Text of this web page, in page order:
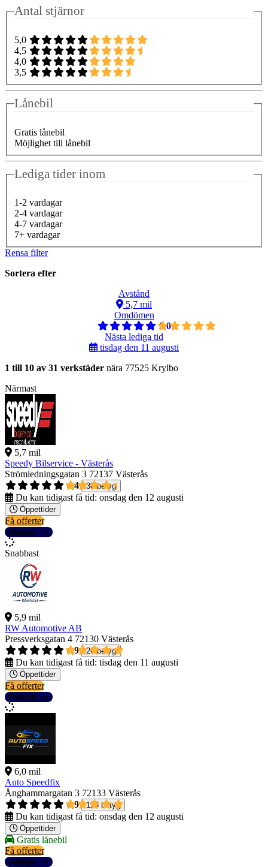
Antal stjärnor
5,0
4,5
4,0
3,5
Lånebil
Gratis lånebil
Möjlighet till lånebil
Lediga tider inom
1-2 vardagar
2-4 vardagar
4-7 vardagar
7+ vardagar
Rensa filter
Sortera efter
Avstånd
5,7 mil
Omdömen
5,0
Nästa lediga tid
tisdag den 11 augusti
1 till 10 av 31 verkstäder nära 77525 Krylbo
Närmast
5,7 mil
Speedy Bilservice - Västerås
Strömledningsgatan 3 72137 Västerås
4,4
38 betyg
Du kan tidigast få tid: onsdag den 12 augusti
Öppettider
Få offerter
Detaljer
Snabbast
5,9 mil
RW Automotive AB
Pressverksgatan 4 72130 Västerås
4,9
26 betyg
Du kan tidigast få tid: tisdag den 11 augusti
Öppettider
Få offerter
Detaljer
6,0 mil
Auto Speedfix
Ånghammargatan 3 72133 Västerås
4,9
125 betyg
Du kan tidigast få tid: onsdag den 12 augusti
Öppettider
Gratis lånebil
Få offerter
Detaljer